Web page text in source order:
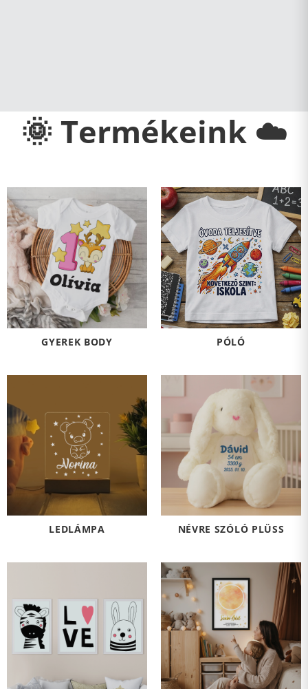
🌞 Termékeink ☁️
GYEREK BODY PÓLÓ
LEDLÁMPA NÉVRE SZÓLÓ PLÜSS